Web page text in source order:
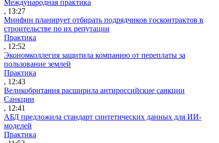
Международная практика
, 13:27
Минфин планирует отбирать подрядчиков госконтрактов в
строительстве по их репутации
Практика
, 12:52
Экономколлегия защитила компанию от переплаты за
пользование землей
Практика
, 12:43
Великобритания расширила антироссийские санкции
Санкции
, 12:41
АБД предложила стандарт синтетических данных для ИИ-
моделей
Практика